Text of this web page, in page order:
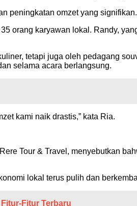
peningkatan omzet yang signifikan.
orang karyawan lokal. Randy,
tetapi juga oleh pedagang
selama acara berlangsung.
kami naik drastis,” kata Ria.
Tour & Travel, menyebutkan
lokal terus pulih dan
Fitur Terbaru